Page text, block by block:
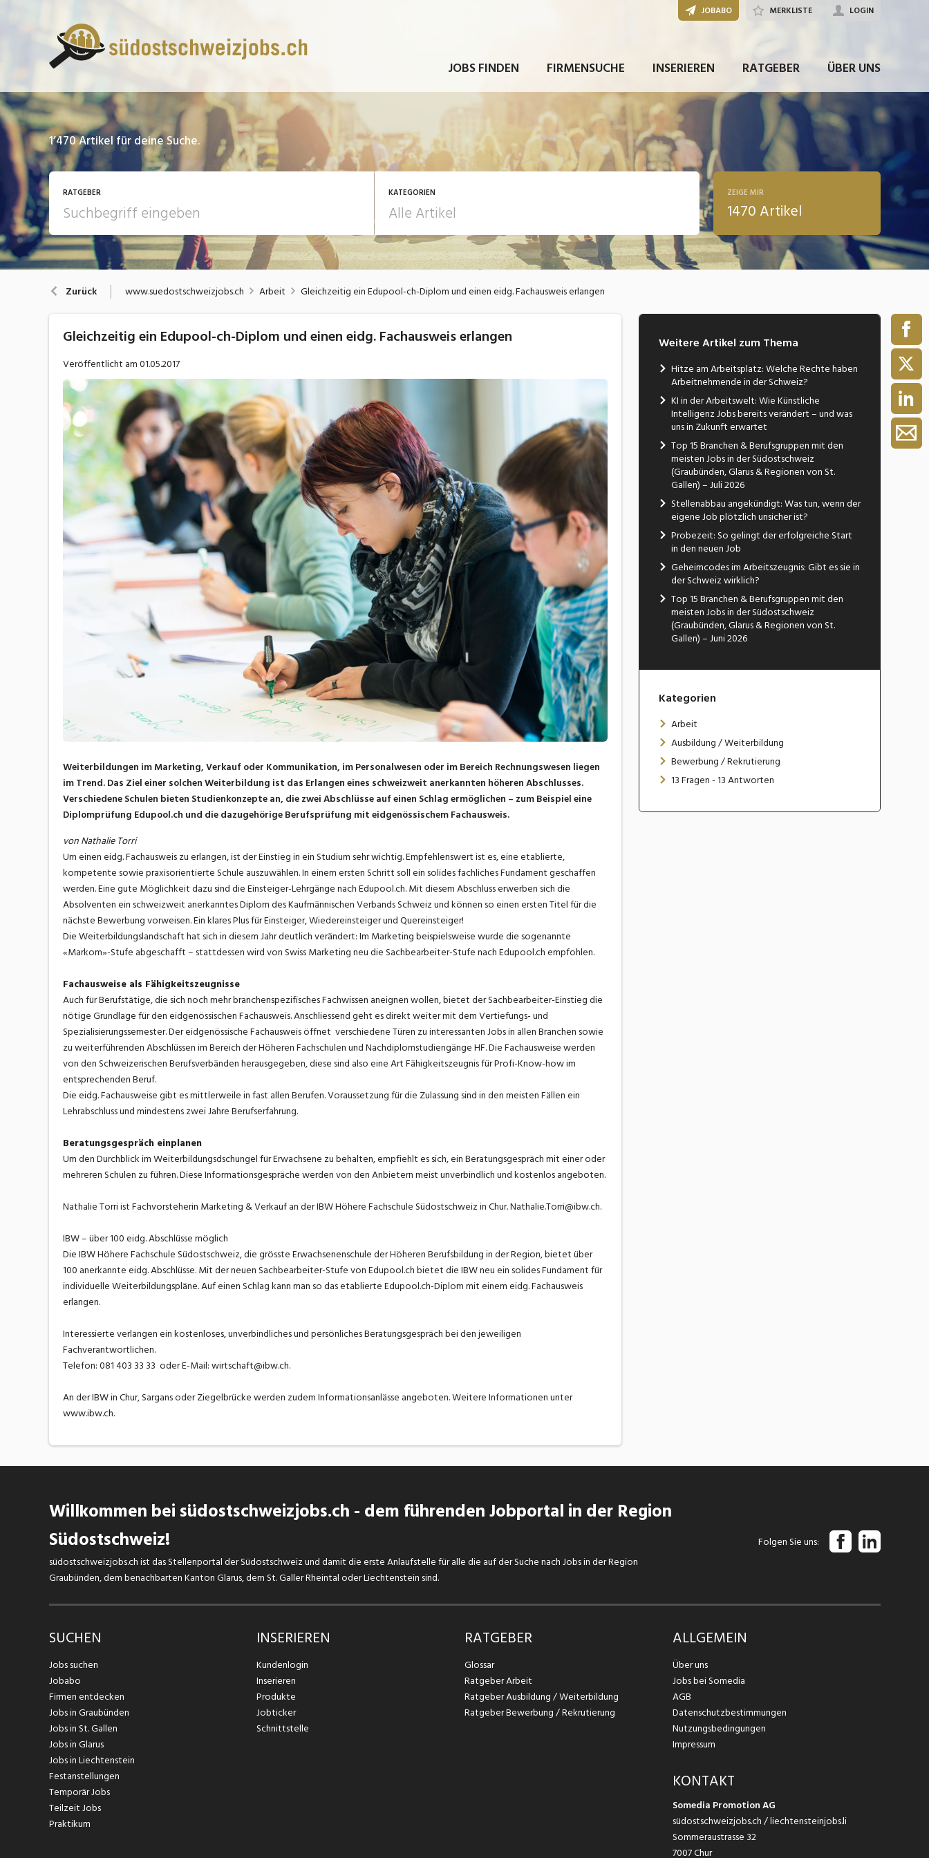
JOBS FINDEN FIRMENSUCHE INSERIEREN RATGEBER ÜBER UNS
JOBABO MERKLISTE LOGIN
1’470Artikel für deine Suche.
RATGEBER KATEGORIEN
13 Fragen - 13 Antworten Arbeit
Ausbildung / Weiterbildung
Bewerbung / Rekrutierung
ZEIGE MIR
1470 Artikel
Zurück www.suedostschweizjobs.ch Arbeit Gleichzeitig ein Edupool-ch-Diplom und einen eidg. Fachausweis erlangen
Gleichzeitig ein Edupool-ch-Diplom und einen eidg. Fachausweis erlangen
Veröffentlicht am01.05.2017
Weiterbildungen im Marketing, Verkauf oder Kommunikation, im Personalwesen oder im Bereich Rechnungswesen liegen
im Trend. Das Ziel einer solchen Weiterbildung ist das Erlangen eines schweizweit anerkannten höheren Abschlusses.
Verschiedene Schulen bieten Studienkonzepte an, die zwei Abschlüsse auf einen Schlag ermöglichen – zum Beispiel eine
Diplomprüfung Edupool.ch und die dazugehörige Berufsprüfung mit eidgenössischem Fachausweis.
von Nathalie Torri
Um einen eidg. Fachausweis zu erlangen, ist der Einstieg in ein Studium sehr wichtig. Empfehlenswert ist es, eine etablierte,
kompetente sowie praxisorientierte Schule auszuwählen. In einem ersten Schritt soll ein solides fachliches Fundament geschaffen
werden. Eine gute Möglichkeit dazu sind die Einsteiger-Lehrgänge nach Edupool.ch. Mit diesem Abschluss erwerben sich die
Absolventen ein schweizweit anerkanntes Diplom des Kaufmännischen Verbands Schweiz und können so einen ersten Titel für die
nächste Bewerbung vorweisen. Ein klares Plus für Einsteiger, Wiedereinsteiger und Quereinsteiger!
Die Weiterbildungslandschaft hat sich in diesem Jahr deutlich verändert: Im Marketing beispielsweise wurde die sogenannte
«Markom»-Stufe abgeschafft – stattdessen wird von Swiss Marketing neu die Sachbearbeiter-Stufe nach Edupool.ch empfohlen.
Fachausweise als Fähigkeitszeugnisse
Auch für Berufstätige, die sich noch mehr branchenspezifisches Fachwissen aneignen wollen, bietet der Sachbearbeiter-Einstieg die
nötige Grundlage für den eidgenössischen Fachausweis. Anschliessend geht es direkt weiter mit dem Vertiefungs- und
Spezialisierungssemester. Der eidgenössische Fachausweis öffnet verschiedene Türen zu interessanten Jobs in allen Branchen sowie
zu weiterführenden Abschlüssen im Bereich der Höheren Fachschulen und Nachdiplomstudiengänge HF. Die Fachausweise werden
von den Schweizerischen Berufsverbänden herausgegeben, diese sind also eine Art Fähigkeitszeugnis für Profi-Know-how im
entsprechenden Beruf.
Die eidg. Fachausweise gibt es mittlerweile in fast allen Berufen. Voraussetzung für die Zulassung sind in den meisten Fällen ein
Lehrabschluss und mindestens zwei Jahre Berufserfahrung.
Beratungsgespräch einplanen
Um den Durchblick im Weiterbildungsdschungel für Erwachsene zu behalten, empfiehlt es sich, ein Beratungsgespräch mit einer oder
mehreren Schulen zu führen. Diese Informationsgespräche werden von den Anbietern meist unverbindlich und kostenlos angeboten.
Nathalie Torri ist Fachvorsteherin Marketing & Verkauf an der IBW Höhere Fachschule Südostschweiz in Chur. Nathalie.Torri@ibw.ch.
IBW – über 100 eidg. Abschlüsse möglich
Die IBW Höhere Fachschule Südostschweiz, die grösste Erwachsenenschule der Höheren Berufsbildung in der Region, bietet über
100 anerkannte eidg. Abschlüsse. Mit der neuen Sachbearbeiter-Stufe von Edupool.ch bietet die IBW neu ein solides Fundament für
individuelle Weiterbildungspläne. Auf einen Schlag kann man so das etablierte Edupool.ch-Diplom mit einem eidg. Fachausweis
erlangen.
Interessierte verlangen ein kostenloses, unverbindliches und persönliches Beratungsgespräch bei den jeweiligen
Fachverantwortlichen.
Telefon: 081 403 33 33 oder E-Mail: wirtschaft@ibw.ch.
An der IBW in Chur, Sargans oder Ziegelbrücke werden zudem Informationsanlässe angeboten. Weitere Informationen unter
www.ibw.ch.
Weitere Artikel zum Thema
Hitze am Arbeitsplatz: Welche Rechte haben
Arbeitnehmende in der Schweiz?
KI in der Arbeitswelt: Wie Künstliche
Intelligenz Jobs bereits verändert – und was
uns in Zukunft erwartet
Top 15 Branchen & Berufsgruppen mit den
meisten Jobs in der Südostschweiz
(Graubünden, Glarus & Regionen von St.
Gallen) – Juli 2026
Stellenabbau angekündigt: Was tun, wenn der
eigene Job plötzlich unsicher ist?
Probezeit: So gelingt der erfolgreiche Start
in den neuen Job
Geheimcodes im Arbeitszeugnis: Gibt es sie in
der Schweiz wirklich?
Top 15 Branchen & Berufsgruppen mit den
meisten Jobs in der Südostschweiz
(Graubünden, Glarus & Regionen von St.
Gallen) – Juni 2026
Kategorien
Arbeit
Ausbildung / Weiterbildung
Bewerbung / Rekrutierung
13 Fragen - 13 Antworten
Willkommen bei südostschweizjobs.ch - dem führenden Jobportal in der Region
Südostschweiz!
südostschweizjobs.ch ist das Stellenportal der Südostschweiz und damit die erste Anlaufstelle für alle die auf der Suche nach Jobs in der Region
Graubünden, dem benachbarten Kanton Glarus, dem St. Galler Rheintal oder Liechtenstein sind.
Folgen Sie uns
SUCHEN
Jobs suchen
Jobabo
Firmen entdecken
Jobs in Graubünden
Jobs in St. Gallen
Jobs in Glarus
Jobs in Liechtenstein
Festanstellungen
Temporär Jobs
Teilzeit Jobs
Praktikum
INSERIEREN
Kundenlogin
Inserieren
Produkte
Jobticker
Schnittstelle
RATGEBER
Glossar
Ratgeber Arbeit
Ratgeber Ausbildung / Weiterbildung
Ratgeber Bewerbung / Rekrutierung
ALLGEMEIN
Über uns
Jobs bei Somedia
AGB
Datenschutzbestimmungen
Nutzungsbedingungen
Impressum
KONTAKT
Somedia Promotion AG
südostschweizjobs.ch / liechtensteinjobs.li
Sommeraustrasse 32
7007 Chur